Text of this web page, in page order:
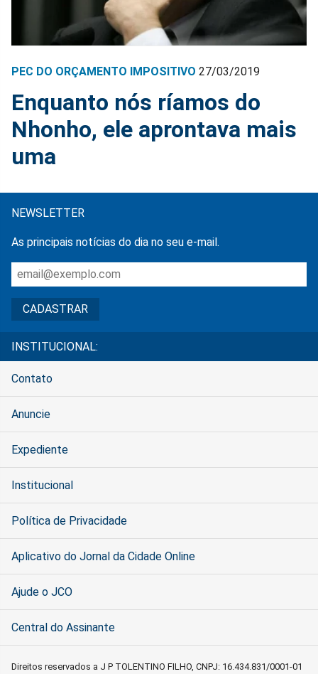
PEC DO ORÇAMENTO IMPOSITIVO 27/03/2019
Enquanto nós ríamos do
Nhonho, ele aprontava mais
uma
NEWSLETTER
As principais notícias do dia no seu e-mail.
INSTITUCIONAL:
Contato
Anuncie
Expediente
Institucional
Política de Privacidade
Aplicativo do Jornal da Cidade Online
Ajude o JCO
Central do Assinante
Direitos reservados a J P TOLENTINO FILHO, CNPJ: 16.434.831/0001-01